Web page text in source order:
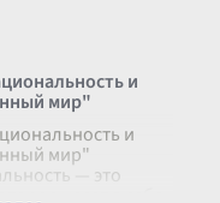
и
мир"
и
мир"
— это
несет в себе